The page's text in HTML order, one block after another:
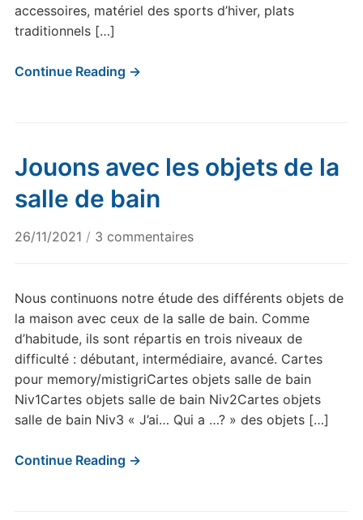
accessoires, matériel des sports d’hiver, plats
traditionnels […]
Continue Reading →
Jouons avec les objets de la
salle de bain
26/11/2021 / 3 commentairessur
les
objets
de
la
salle
de
bain
Nous continuons notre étude des différents objets de
la maison avec ceux de la salle de bain. Comme
d’habitude, ils sont répartis en trois niveaux de
difficulté : débutant, intermédiaire, avancé. Cartes
pour memory/mistigriCartes objets salle de bain
Niv1Cartes objets salle de bain Niv2Cartes objets
salle de bain Niv3 « J’ai… Qui a …? » des objets […]
Continue Reading →